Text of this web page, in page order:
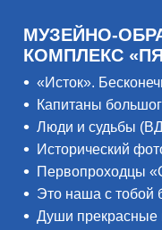
МУЗЕЙНО-
КОМПЛЕКС
«Исток».
Капитаны
Люди и судьбы
Исторический
Первопроходцы
Это наша с тобой
Души